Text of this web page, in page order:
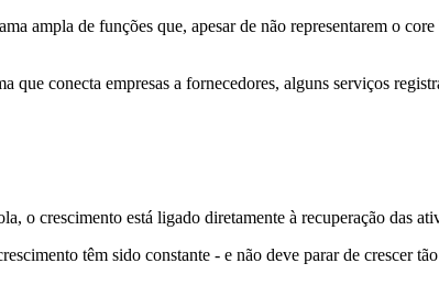
ampla de funções que, apesar de não representarem o
que conecta empresas a fornecedores, alguns serviços
o crescimento está ligado diretamente à recuperação das
têm sido constante - e não deve parar de crescer